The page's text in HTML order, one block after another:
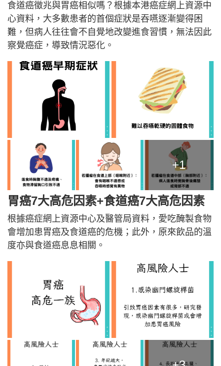
食道癌徵兆與胃癌相似嗎？根據本港癌症網上資源中
心資料，大多數患者的首個症狀是吞嚥逐漸變得困
難，但病人往往會不自覺地改變進食習慣，無法因此
察覺癌症，導致情況惡化。
+1
胃癌7大高危因素+食道癌7大高危因素
根據癌症網上資源中心及醫管局資料，愛吃醃製食物
會增加患胃癌及食道癌的危機；此外，原來飲品的溫
度亦與食道癌息息相關。